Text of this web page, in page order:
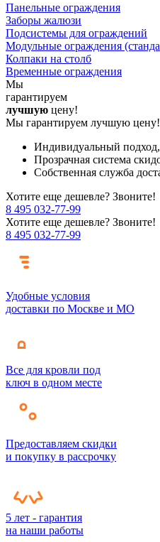
Панельные ограждения
Заборы жалюзи
Подсистемы для ограждений
Модульные ограждения
Колпаки на столб
Временные ограждения
Мы
гарантируем
лучшую цену!
Мы гарантируем лучшую цену!
Индивидуальный подход,
Прозрачная система
Собственная служба
Хотите еще дешевле? Звоните!
8 495 032-77-99
Хотите еще дешевле? Звоните!
8 495 032-77-99
Удобные условия
доставки по Москве и МО
Все для кровли под
ключ в одном месте
Предоставляем скидки
и покупку в рассрочку
5 лет - гарантия
на наши работы